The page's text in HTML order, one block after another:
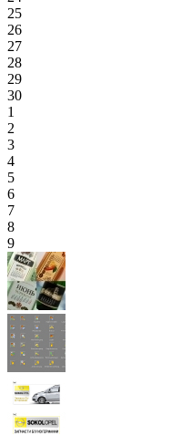
25
26
27
28
29
30
1
2
3
4
5
6
7
8
9